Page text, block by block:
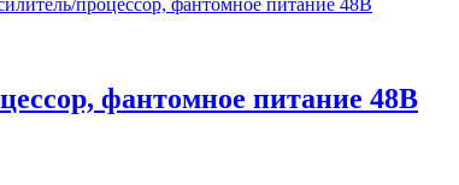
фантомное питание 48В